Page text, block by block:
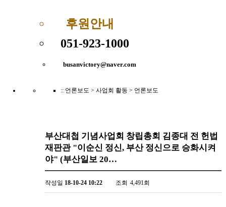
후원안내
051-923-1000
busanvictory@naver.com
:: 언론보도 > 사업회 활동 > 언론보도
부산대첩 기념사업회 창립총회 김종대 전 헌법
재판관 "이순신 정신, 부산 정신으로 승화시켜
야" (부산일보 20…
작성일 18-10-24 10:22 조회 4,491회